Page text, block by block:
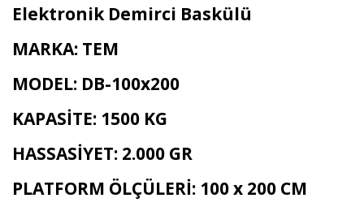
Elektronik Demirci Baskülü
MARKA: TEM
MODEL: DB-100x200
KAPASİTE: 1500 KG
HASSASİYET: 2.000 GR
PLATFORM ÖLÇÜLERİ: 100 x 200 CM